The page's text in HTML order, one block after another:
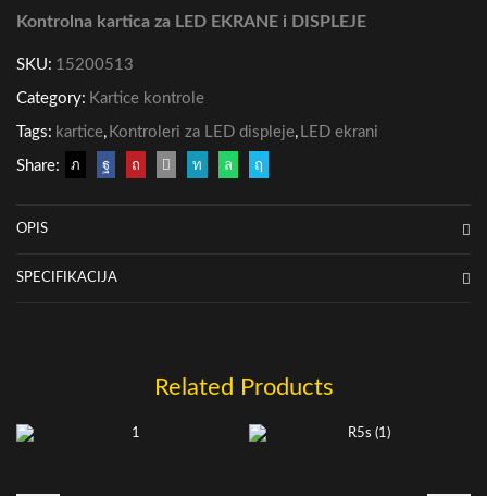
Kontrolna kartica za LED EKRANE i DISPLEJE
SKU: 15200513
Category: Kartice kontrole
Tags: kartice, Kontroleri za LED displeje, LED ekrani
Share:
OPIS
SPECIFIKACIJA
Related Products